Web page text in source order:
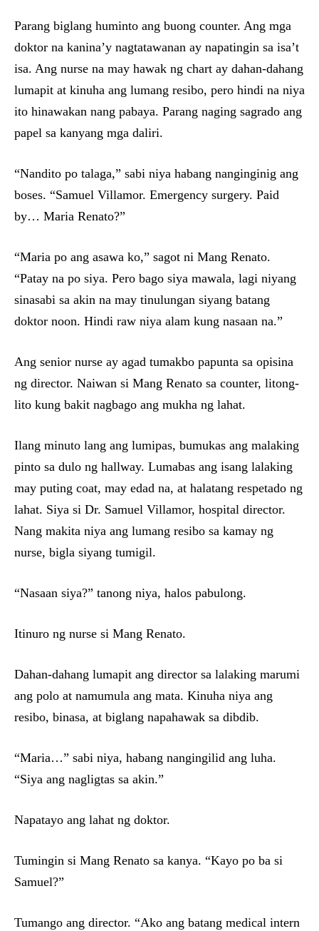
Parang biglang huminto ang buong counter. Ang mga
doktor na kanina’y nagtatawanan ay napatingin sa isa’t
isa. Ang nurse na may hawak ng chart ay dahan-dahang
lumapit at kinuha ang lumang resibo, pero hindi na niya
ito hinawakan nang pabaya. Parang naging sagrado ang
papel sa kanyang mga daliri.
“Nandito po talaga,” sabi niya habang nanginginig ang
boses. “Samuel Villamor. Emergency surgery. Paid
by… Maria Renato?”
“Maria po ang asawa ko,” sagot ni Mang Renato.
“Patay na po siya. Pero bago siya mawala, lagi niyang
sinasabi sa akin na may tinulungan siyang batang
doktor noon. Hindi raw niya alam kung nasaan na.”
Ang senior nurse ay agad tumakbo papunta sa opisina
ng director. Naiwan si Mang Renato sa counter, litong-
lito kung bakit nagbago ang mukha ng lahat.
Ilang minuto lang ang lumipas, bumukas ang malaking
pinto sa dulo ng hallway. Lumabas ang isang lalaking
may puting coat, may edad na, at halatang respetado ng
lahat. Siya si Dr. Samuel Villamor, hospital director.
Nang makita niya ang lumang resibo sa kamay ng
nurse, bigla siyang tumigil.
“Nasaan siya?” tanong niya, halos pabulong.
Itinuro ng nurse si Mang Renato.
Dahan-dahang lumapit ang director sa lalaking marumi
ang polo at namumula ang mata. Kinuha niya ang
resibo, binasa, at biglang napahawak sa dibdib.
“Maria…” sabi niya, habang nangingilid ang luha.
“Siya ang nagligtas sa akin.”
Napatayo ang lahat ng doktor.
Tumingin si Mang Renato sa kanya. “Kayo po ba si
Samuel?”
Tumango ang director. “Ako ang batang medical intern